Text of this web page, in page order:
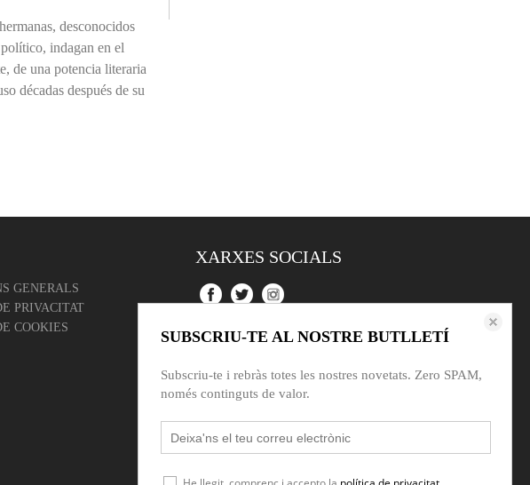
desconocidos
indagan en el
de una potencia literaria
décadas después de su
GENERALS
PRIVACITAT
COOKIES
XARXES SOCIALS
SUBSCRIU-TE AL NOSTRE BUTLLETÍ
Subscriu-te i rebràs totes les nostres novetats. Zero SPAM,
només continguts de valor.